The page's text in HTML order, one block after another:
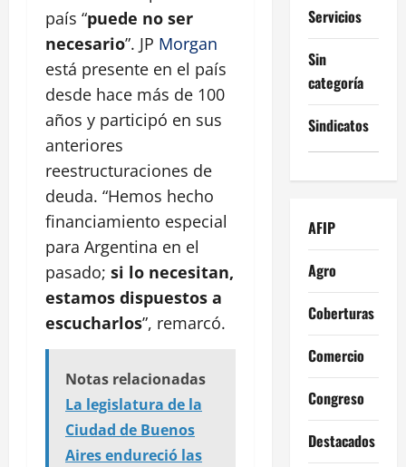
país “puede no ser
necesario”. JP Morgan
está presente en el país
desde hace más de 100
años y participó en sus
anteriores
reestructuraciones de
deuda. “Hemos hecho
financiamiento especial
para Argentina en el
pasado; si lo necesitan,
estamos dispuestos a
escucharlos”, remarcó.
Notas relacionadas
La legislatura de la
Ciudad de Buenos
Aires endureció las
Servicios
Sin
categoría
Sindicatos
AFIP
Agro
Coberturas
Comercio
Congreso
Destacados